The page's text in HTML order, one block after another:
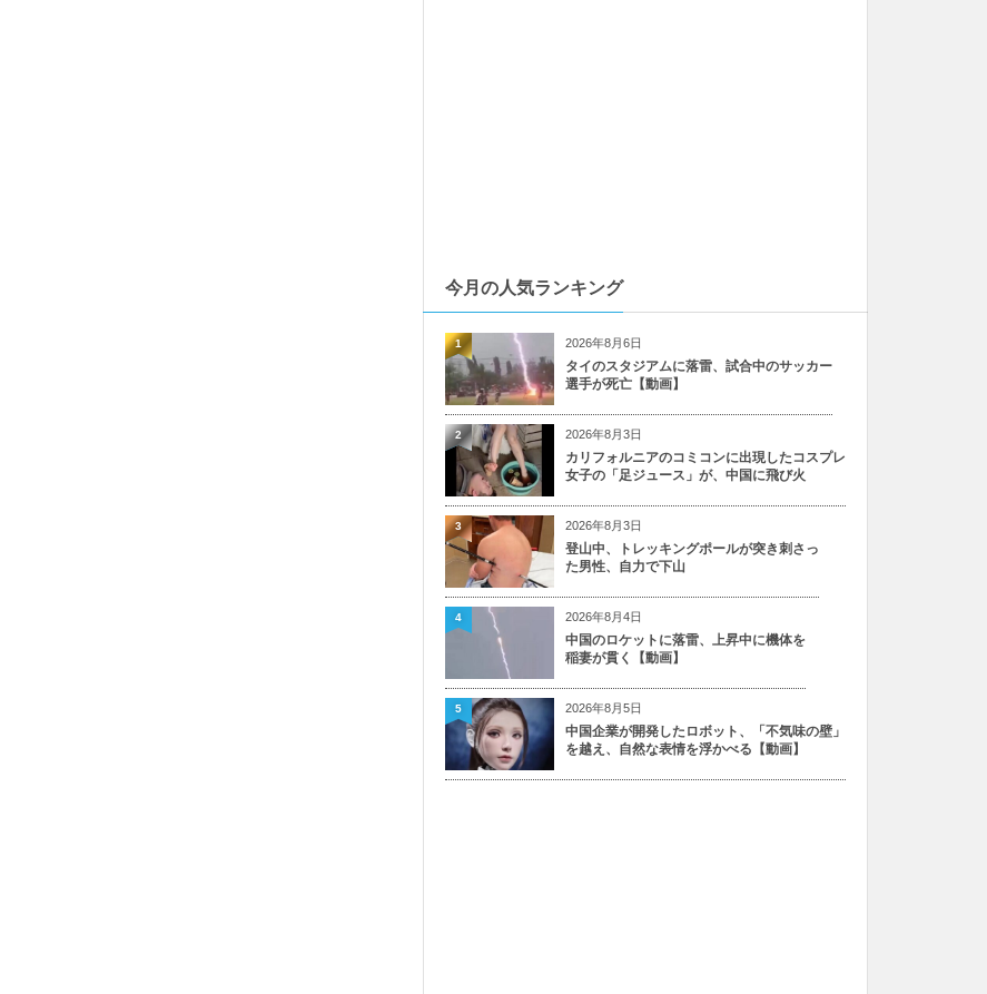
今月の人気ランキング
2026年8月6日
タイのスタジアムに落雷、試合中のサッカー
選手が死亡【動画】
1
2026年8月3日
カリフォルニアのコミコンに出現したコスプレ
女子の「足ジュース」が、中国に飛び火
2
2026年8月3日
登山中、トレッキングポールが突き刺さっ
た男性、自力で下山
3
2026年8月4日
中国のロケットに落雷、上昇中に機体を
稲妻が貫く【動画】
4
2026年8月5日
中国企業が開発したロボット、「不気味の壁」
を越え、自然な表情を浮かべる【動画】
5